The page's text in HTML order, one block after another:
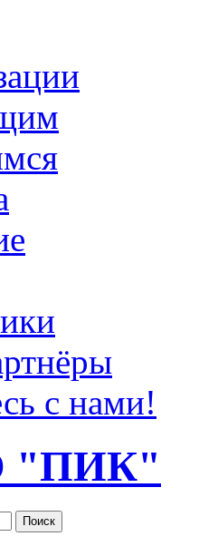
с нами!
"ПИК"
Поиск